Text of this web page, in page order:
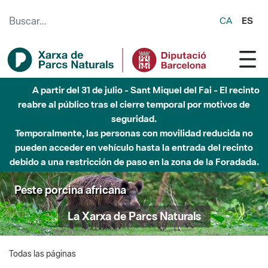
CA ES
A partir del 31 de julio - Sant Miquel del Fai - El recinto
reabre al público tras el cierre temporal por motivos de
seguridad.
Temporalmente, las personas con movilidad reducida no
pueden acceder en vehículo hasta la entrada del recinto
debido a una restricción de paso en la zona de la Foradada.
Peste porcina africana
La Xarxa de Parcs Naturals
Todas las páginas